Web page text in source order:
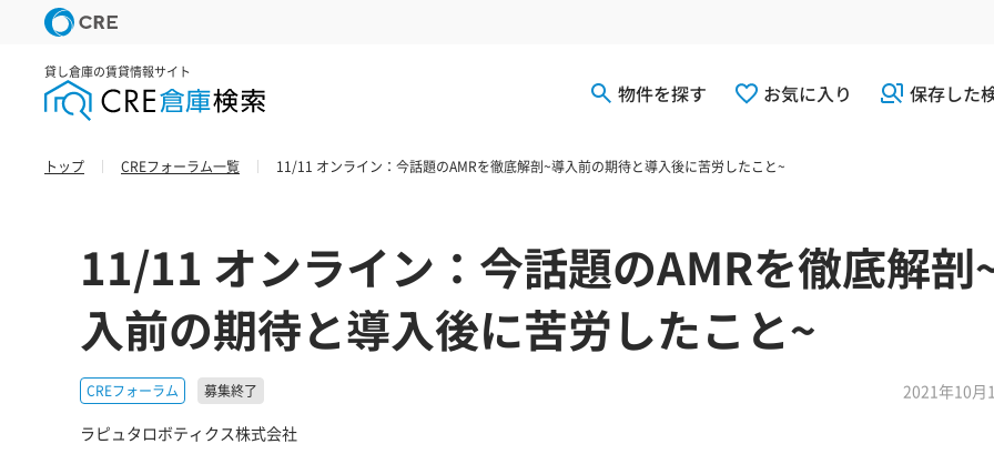
貸し倉庫の賃貸情報サイト
物件を探す お気に入り 保存した
トップ CREフォーラム一覧 11/11 オンライン：今話題のAMRを徹底解剖~導入前の期待と導入後に苦労したこと~
11/11 オンライン：今話題のAMRを徹底解剖
入前の期待と導入後に苦労したこと~
CREフォーラム 募集終了
2021年10月
ラピュタロボティクス株式会社